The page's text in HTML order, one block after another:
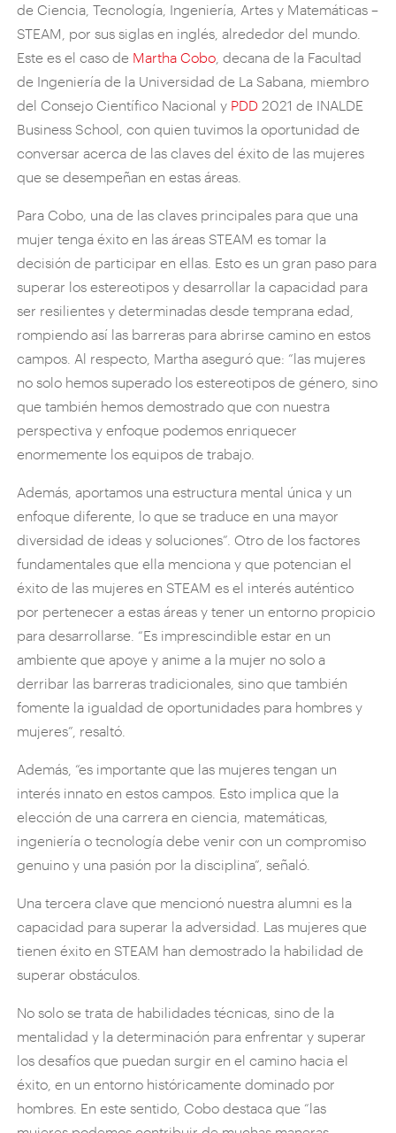
de Ciencia, Tecnología, Ingeniería, Artes y Matemáticas –
STEAM, por sus siglas en inglés, alrededor del mundo.
Este es el caso de Martha Cobo , decana de la Facultad
de Ingeniería de la Universidad de La Sabana, miembro
del Consejo Científico Nacional y PDD 2021 de INALDE
Business School, con quien tuvimos la oportunidad de
conversar acerca de las claves del éxito de las mujeres
que se desempeñan en estas áreas.
Para Cobo, una de las claves principales para que una
mujer tenga éxito en las áreas STEAM es tomar la
decisión de participar en ellas. Esto es un gran paso para
superar los estereotipos y desarrollar la capacidad para
ser resilientes y determinadas desde temprana edad,
rompiendo así las barreras para abrirse camino en estos
campos. Al respecto, Martha aseguró que: “las mujeres
no solo hemos superado los estereotipos de género, sino
que también hemos demostrado que con nuestra
perspectiva y enfoque podemos enriquecer
enormemente los equipos de trabajo.
Además, aportamos una estructura mental única y un
enfoque diferente, lo que se traduce en una mayor
diversidad de ideas y soluciones”. Otro de los factores
fundamentales que ella menciona y que potencian el
éxito de las mujeres en STEAM es el interés auténtico
por pertenecer a estas áreas y tener un entorno propicio
para desarrollarse. “Es imprescindible estar en un
ambiente que apoye y anime a la mujer no solo a
derribar las barreras tradicionales, sino que también
fomente la igualdad de oportunidades para hombres y
mujeres”, resaltó.
Además, “es importante que las mujeres tengan un
interés innato en estos campos. Esto implica que la
elección de una carrera en ciencia, matemáticas,
ingeniería o tecnología debe venir con un compromiso
genuino y una pasión por la disciplina”, señaló.
Una tercera clave que mencionó nuestra alumni es la
capacidad para superar la adversidad. Las mujeres que
tienen éxito en STEAM han demostrado la habilidad de
superar obstáculos.
No solo se trata de habilidades técnicas, sino de la
mentalidad y la determinación para enfrentar y superar
los desafíos que puedan surgir en el camino hacia el
éxito, en un entorno históricamente dominado por
hombres. En este sentido, Cobo destaca que “las